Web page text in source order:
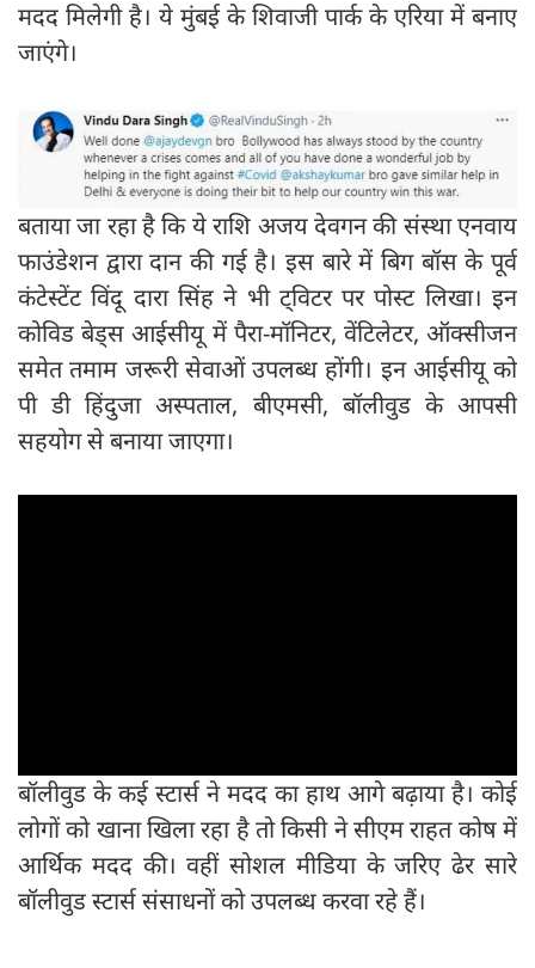
मदद मिलेगी है। ये मुंबई के शिवाजी पार्क के एरिया में बनाए
जाएंगे।
बताया जा रहा है कि ये राशि अजय देवगन की संस्था एनवाय
फाउंडेशन द्वारा दान की गई है। इस बारे में बिग बॉस के पूर्व
कंटेस्टेंट विंदू दारा सिंह ने भी ट्विटर पर पोस्ट लिखा। इन
कोविड बेड्स आईसीयू में पैरा-मॉनिटर, वेंटिलेटर, ऑक्सीजन
समेत तमाम जरूरी सेवाओं उपलब्ध होंगी। इन आईसीयू को
पी डी हिंदुजा अस्पताल, बीएमसी, बॉलीवुड के आपसी
सहयोग से बनाया जाएगा।
बॉलीवुड के कई स्टार्स ने मदद का हाथ आगे बढ़ाया है। कोई
लोगों को खाना खिला रहा है तो किसी ने सीएम राहत कोष में
आर्थिक मदद की। वहीं सोशल मीडिया के जरिए ढेर सारे
बॉलीवुड स्टार्स संसाधनों को उपलब्ध करवा रहे हैं।